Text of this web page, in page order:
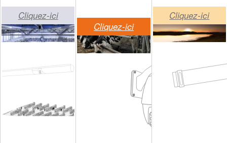
Cliquez-ici
Cliquez-ici
Cliquez-ici